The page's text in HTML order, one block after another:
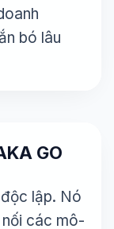
bó lâu
GO
lập. Nó
các mô-